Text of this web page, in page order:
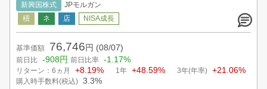
新興国株式 JPモルガン
基準価額 76,746 円 (08/07)
前日比 -908円 前日比率 -1.17%
リターン：6ヵ月 +8.19% 1年 +48.59% 3年(年率) +21.06%
購入時手数料(税込) 3.3%